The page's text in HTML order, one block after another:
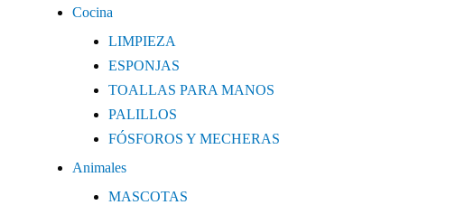
Cocina
LIMPIEZA
ESPONJAS
TOALLAS PARA MANOS
PALILLOS
FÓSFOROS Y MECHERAS
Animales
MASCOTAS